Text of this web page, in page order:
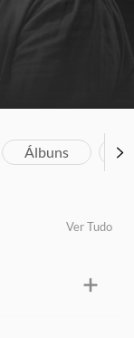
Álbuns
Ver Tudo